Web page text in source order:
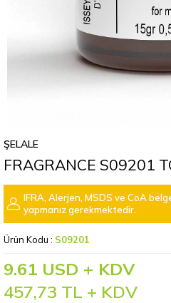
ŞELALE
FRAGRANCE S09201
IFRA, Alerjen, MSDS ve CoA
yapmanız gerekmektedir.
Ürün Kodu : S09201
9.61 USD + KDV
457,73 TL + KDV